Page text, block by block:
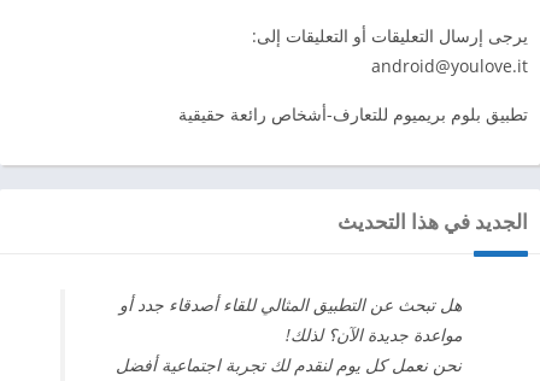
يرجى إرسال التعليقات أو التعليقات إلى:
android@youlove.it
تطبيق بلوم بريميوم للتعارف-أشخاص رائعة حقيقية
الجديد في هذا التحديث
هل تبحث عن التطبيق المثالي للقاء أصدقاء جدد أو
مواعدة جديدة الآن؟ لذلك!
نحن نعمل كل يوم لنقدم لك تجربة اجتماعية أفضل